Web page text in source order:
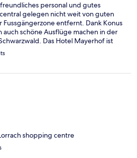
personal und gutes
gelegen nicht weit von guten
Fussgängerzone entfernt. Dank Konus
auch schöne Ausflüge machen in der
Das Hotel Mayerhof ist
shopping centre